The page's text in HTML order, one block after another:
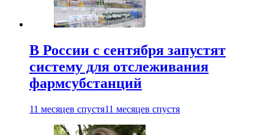
В России с сентября запустят
систему для отслеживания
фармсубстанций
11 месяцев спустя11 месяцев спустя